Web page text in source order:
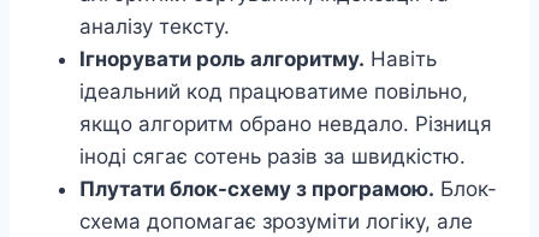
аналізу тексту.
Ігнорувати роль алгоритму. Навіть
ідеальний код працюватиме повільно,
якщо алгоритм обрано невдало. Різниця
іноді сягає сотень разів за швидкістю.
Плутати блок-схему з програмою. Блок-
схема допомагає зрозуміти логіку, але